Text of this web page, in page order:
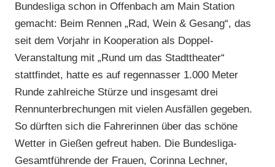
Bundesliga schon in Offenbach am Main Station
gemacht: Beim Rennen „Rad, Wein & Gesang“, das
seit dem Vorjahr in Kooperation als Doppel-
Veranstaltung mit „Rund um das Stadttheater“
stattfindet, hatte es auf regennasser 1.000 Meter
Runde zahlreiche Stürze und insgesamt drei
Rennunterbrechungen mit vielen Ausfällen gegeben.
So dürften sich die Fahrerinnen über das schöne
Wetter in Gießen gefreut haben. Die Bundesliga-
Gesamtführende der Frauen, Corinna Lechner,